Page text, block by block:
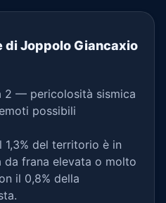
Joppolo Giancaxio
2 — pericolosità sismica
possibili
1,3% del territorio è in
da frana elevata o molto
il 0,8% della